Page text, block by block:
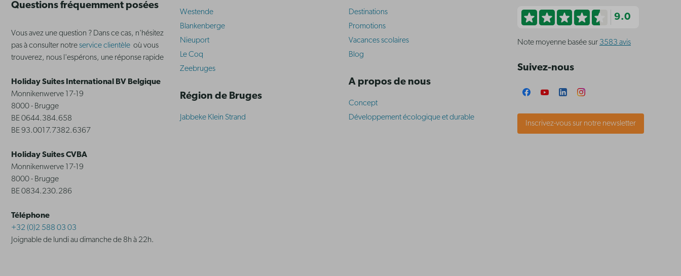
Questions fréquemment posées
Vous avez une question ? Dans ce cas, n'hésitez
pas à consulter notreservice clientèle où vous
trouverez, nous l'espérons, une réponse rapide
Holiday Suites International BV Belgique
Monnikenwerve 17-19
8000 - Brugge
BE 0644.384.658
BE 93.0017.7382.6367
Holiday Suites CVBA
Monnikenwerve 17-19
8000 - Brugge
BE 0834.230.286
Téléphone
+32 (0)2 588 03 03
Joignable de lundi au dimanche de 8h à 22h.
Westende
Blankenberge
Nieuport
Le Coq
Zeebruges
Région de Bruges
Jabbeke Klein Strand
Destinations
Promotions
Vacances scolaires
Blog
A propos de nous
Concept
Développement écologique et durable
9.0
Note moyenne basée sur 3583 avis
Suivez-nous
Inscrivez-vous sur notre newsletter